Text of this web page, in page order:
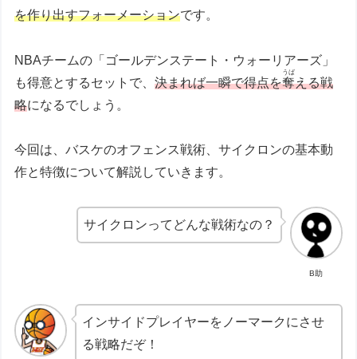
を作り出すフォーメーションです。
NBAチームの「ゴールデンステート・ウォーリアーズ」
も得意とするセットで、決まれば一瞬で得点を奪
うば
える戦
略になるでしょう。
今回は、バスケのオフェンス戦術、サイクロンの基本動
作と特徴について解説していきます。
B助
サイクロンってどんな戦術なの？
インサイドプレイヤーをノーマークにさせ
る戦略だぞ！